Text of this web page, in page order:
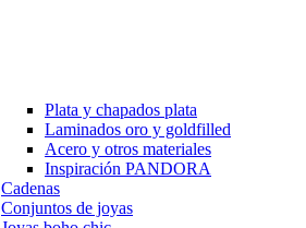
Plata y chapados plata
Laminados oro y goldfilled
Acero y otros materiales
Inspiración PANDORA
Cadenas
Conjuntos de joyas